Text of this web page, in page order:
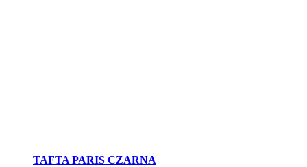
TAFTA PARIS CZARNA